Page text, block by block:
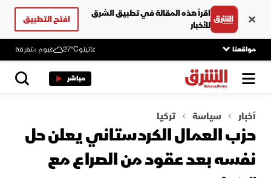
اقرأ هذه المقالة في تطبيق الشرق
للأخبار
افتح التطبيق
مواقعنا غاتينو27°C غيوم متفرقة
مباشر
أخبار سياسة تركيا
حزب العمال الكردستاني يعلن حل
نفسه بعد عقود من الصراع مع